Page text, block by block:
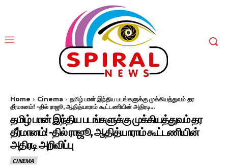
Home Cinema
தமிழ் பான் இந்திய படங்களுக்கு முக்கியத்துவம் தர
தீர்மானம்! -தில் ராஜூ, ஆதித்யாராம் கூட்டணியின் அதிரடி...
தமிழ் பான் இந்திய படங்களுக்கு முக்கியத்துவம் தர
தீர்மானம்! -தில் ராஜூ, ஆதித்யாராம் கூட்டணியின்
அதிரடி அறிவிப்பு
CINEMA